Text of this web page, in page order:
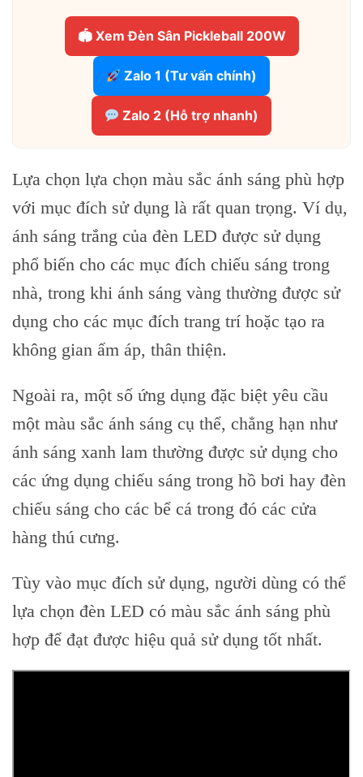
🏟 Xem Đèn Sân Pickleball 200W
Zalo 1 (Tư vấn chính)
Zalo 2 (Hỗ trợ nhanh)
Lựa chọn lựa chọn màu sắc ánh sáng phù hợp
với mục đích sử dụng là rất quan trọng. Ví dụ,
ánh sáng trắng của đèn LED được sử dụng
phổ biến cho các mục đích chiếu sáng trong
nhà, trong khi ánh sáng vàng thường được sử
dụng cho các mục đích trang trí hoặc tạo ra
không gian ấm áp, thân thiện.
Ngoài ra, một số ứng dụng đặc biệt yêu cầu
một màu sắc ánh sáng cụ thể, chẳng hạn như
ánh sáng xanh lam thường được sử dụng cho
các ứng dụng chiếu sáng trong hồ bơi hay đèn
chiếu sáng cho các bể cá trong đó các cửa
hàng thú cưng.
Tùy vào mục đích sử dụng, người dùng có thể
lựa chọn đèn LED có màu sắc ánh sáng phù
hợp để đạt được hiệu quả sử dụng tốt nhất.